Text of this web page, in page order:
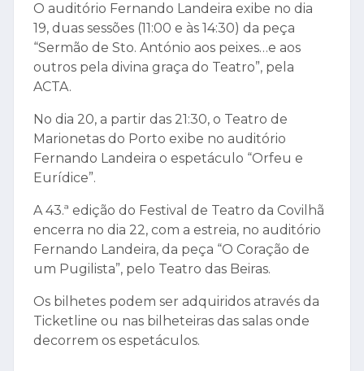
O auditório Fernando Landeira exibe no dia
19, duas sessões (11:00 e às 14:30) da peça
“Sermão de Sto. António aos peixes…e aos
outros pela divina graça do Teatro”, pela
ACTA.
No dia 20, a partir das 21:30, o Teatro de
Marionetas do Porto exibe no auditório
Fernando Landeira o espetáculo “Orfeu e
Eurídice”.
A 43.ª edição do Festival de Teatro da Covilhã
encerra no dia 22, com a estreia, no auditório
Fernando Landeira, da peça “O Coração de
um Pugilista”, pelo Teatro das Beiras.
Os bilhetes podem ser adquiridos através da
Ticketline ou nas bilheteiras das salas onde
decorrem os espetáculos.